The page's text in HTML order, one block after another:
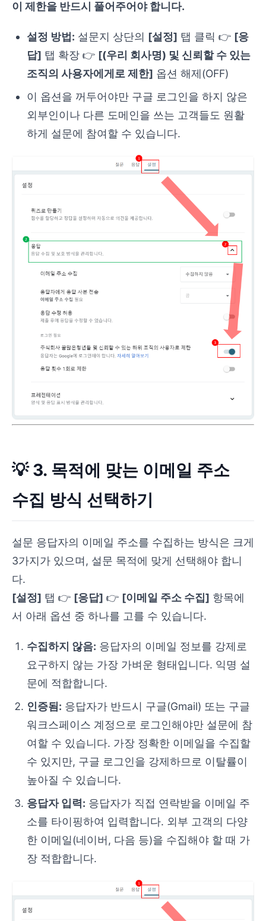
이 제한을 반드시 풀어주어야 합니다.
설정 방법: 설문지 상단의 [설정] 탭 클릭 👉 [응
답] 탭 확장 👉 [(우리 회사명) 및 신뢰할 수 있는
조직의 사용자에게로 제한] 옵션 해제(OFF)
이 옵션을 꺼두어야만 구글 로그인을 하지 않은
외부인이나 다른 도메인을 쓰는 고객들도 원활
하게 설문에 참여할 수 있습니다.
💡 3. 목적에 맞는 이메일 주소
수집 방식 선택하기
설문 응답자의 이메일 주소를 수집하는 방식은 크게
3가지가 있으며, 설문 목적에 맞게 선택해야 합니
다.
[설정] 탭 👉 [응답] 👉 [이메일 주소 수집] 항목에
서 아래 옵션 중 하나를 고를 수 있습니다.
수집하지 않음: 응답자의 이메일 정보를 강제로
요구하지 않는 가장 가벼운 형태입니다. 익명 설
문에 적합합니다.
인증됨: 응답자가 반드시 구글(Gmail) 또는 구글
워크스페이스 계정으로 로그인해야만 설문에 참
여할 수 있습니다. 가장 정확한 이메일을 수집할
수 있지만, 구글 로그인을 강제하므로 이탈률이
높아질 수 있습니다.
응답자 입력: 응답자가 직접 연락받을 이메일 주
소를 타이핑하여 입력합니다. 외부 고객의 다양
한 이메일(네이버, 다음 등)을 수집해야 할 때 가
장 적합합니다.